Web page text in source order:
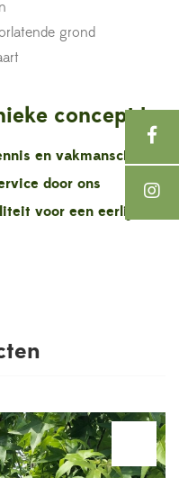
grond
concept !
en vakmanschap
door ons
voor een eerlijke